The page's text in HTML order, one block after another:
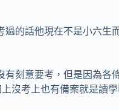
的話他現在不是小六
刻意要考，但是因為
沒考上也有備案就是讀